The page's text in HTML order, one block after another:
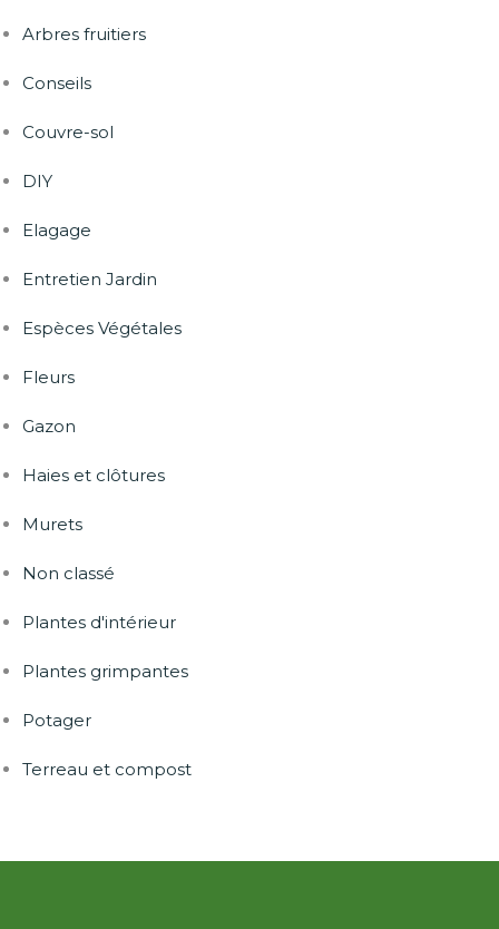
Arbres fruitiers
Conseils
Couvre-sol
DIY
Elagage
Entretien Jardin
Espèces Végétales
Fleurs
Gazon
Haies et clôtures
Murets
Non classé
Plantes d'intérieur
Plantes grimpantes
Potager
Terreau et compost